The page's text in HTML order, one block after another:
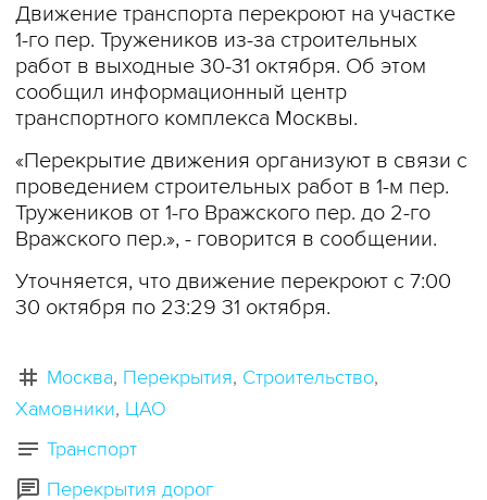
Движение транспорта перекроют на участке
1-го пер. Тружеников из-за строительных
работ в выходные 30-31 октября. Об этом
сообщил информационный центр
транспортного комплекса Москвы.
«Перекрытие движения организуют в связи с
проведением строительных работ в 1-м пер.
Тружеников от 1-го Вражского пер. до 2-го
Вражского пер.», - говорится в сообщении.
Уточняется, что движение перекроют с 7:00
30 октября по 23:29 31 октября.
Москва Перекрытия Строительство
Хамовники ЦАО
Транспорт
Перекрытия дорог